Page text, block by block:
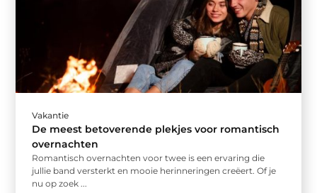
Vakantie
De meest betoverende plekjes voor romantisch
overnachten
Romantisch overnachten voor twee is een ervaring die
jullie band versterkt en mooie herinneringen creëert. Of je
nu op zoek ...